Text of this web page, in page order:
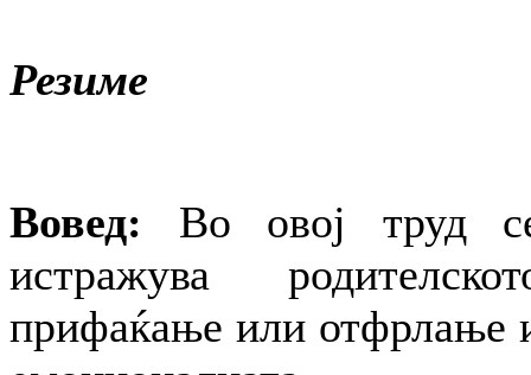
Резиме
Вовед: Во овој труд
истражува
прифаќање или отфрлање